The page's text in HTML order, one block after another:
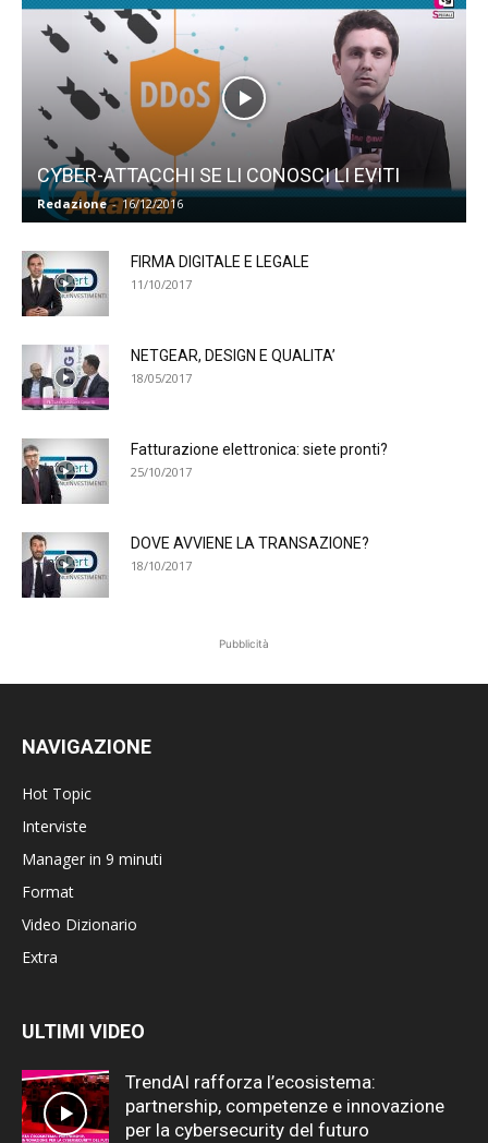
CYBER-ATTACCHI SE LI CONOSCI LI EVITI
Redazione - 16/12/2016
FIRMA DIGITALE E LEGALE
11/10/2017
NETGEAR, DESIGN E QUALITA’
18/05/2017
Fatturazione elettronica: siete pronti?
25/10/2017
DOVE AVVIENE LA TRANSAZIONE?
18/10/2017
Pubblicità
NAVIGAZIONE
Hot Topic
Interviste
Manager in 9 minuti
Format
Video Dizionario
Extra
ULTIMI VIDEO
TrendAI rafforza l’ecosistema:
partnership, competenze e innovazione
per la cybersecurity del futuro